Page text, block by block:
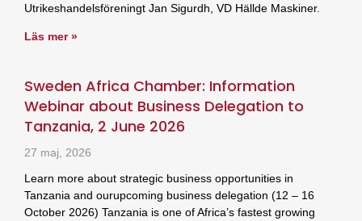
Utrikeshandelsföreningt Jan Sigurdh, VD Hällde Maskiner.
Läs mer »
Sweden Africa Chamber: Information
Webinar about Business Delegation to
Tanzania, 2 June 2026
27 maj, 2026
Learn more about strategic business opportunities in
Tanzania and ourupcoming business delegation (12 – 16
October 2026) Tanzania is one of Africa’s fastest growing